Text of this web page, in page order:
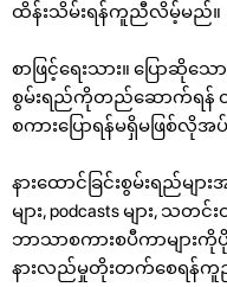
ထိန်းသိမ်းရန်ကူညီလိမ့်မည်။
စာဖြင့်ရေးသား။ ပြော
စွမ်းရည်ကိုတည်ဆောက်ရန်
စကားပြောရန်မရှိမဖြစ်လို
နားထောင်ခြင်းစွမ်းရည်မျ
များ, podcasts များ,
ဘာသာစကားစပီကာများ
နားလည်မှုတိုးတက်စေရန်